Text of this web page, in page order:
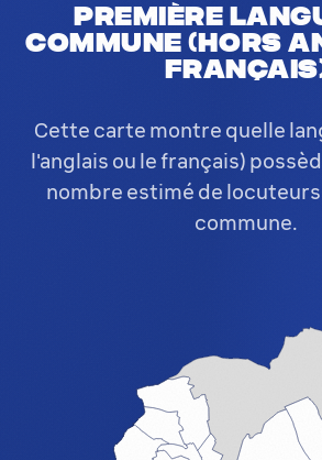
Première
commune (hors
Cette carte montre quelle
l'anglais ou le français)
nombre estimé de
commune.